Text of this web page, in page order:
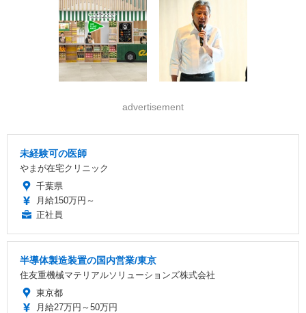
advertisement
未経験可の医師
やまが在宅クリニック
千葉県
月給150万円～
正社員
半導体製造装置の国内営業/東京
住友重機械マテリアルソリューションズ株式会社
東京都
月給27万円～50万円